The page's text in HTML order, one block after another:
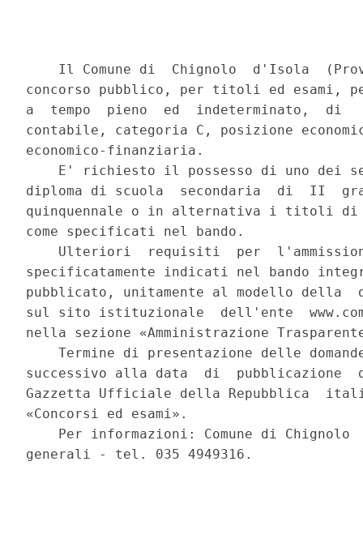
Il Comune di  Chignolo  d'Isola
concorso pubblico, per titoli ed esami,
a  tempo  pieno  ed  indeterminato,  di
contabile, categoria C, posizione
economico-finanziaria.
E' richiesto il possesso di uno dei
diploma di scuola  secondaria  di  II
quinquennale o in alternativa i titoli di
come specificati nel bando.
Ulteriori  requisiti  per
specificatamente indicati nel bando
pubblicato, unitamente al modello della
sul sito istituzionale  dell'ente
nella sezione «Amministrazione
Termine di presentazione delle
successivo alla data  di  pubblicazione
Gazzetta Ufficiale della Repubblica
«Concorsi ed esami».
Per informazioni: Comune di Chignolo
generali - tel. 035 4949316.